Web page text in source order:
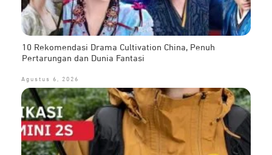
10 Rekomendasi Drama Cultivation China, Penuh
Pertarungan dan Dunia Fantasi
Agustus 6, 2026